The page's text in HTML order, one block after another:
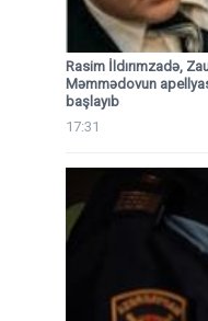
Rasim İldırımzadə,
Məmmədovun
başlayıb
17:31